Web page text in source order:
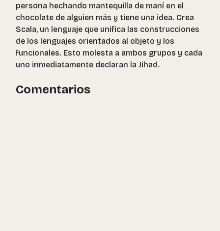
persona hechando mantequilla de maní en el
chocolate de alguien más y tiene una idea. Crea
Scala, un lenguaje que unifica las construcciones
de los lenguajes orientados al objeto y los
funcionales. Esto molesta a ambos grupos y cada
uno inmediatamente declaran la Jihad.
Comentarios